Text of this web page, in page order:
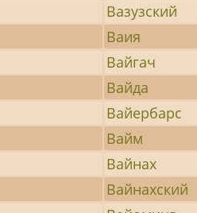
Вазузский
Ваия
Вайгач
Вайда
Вайербарс
Вайм
Вайнах
Вайнахский